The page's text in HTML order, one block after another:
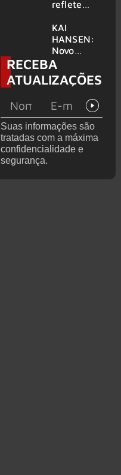
e KORN
reflete
futuro e
levanta
possibilida
de de
deixar os
palcos
KAI
HANSEN:
Novo
single
‘Welcome
To Life’ é
RECEBA
ATUALIZAÇÕES
Suas informações são
tratadas com a máxima
confidencialidade e
segurança.